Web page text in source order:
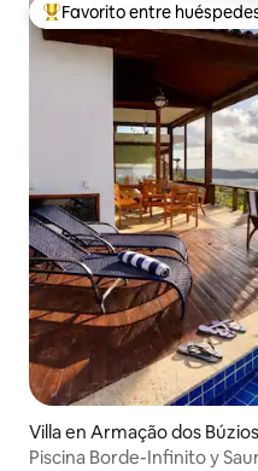
De los mejores en Favorito
Favorito entre
Villa en Armação dos Búzios
Piscina Borde-Infinito y